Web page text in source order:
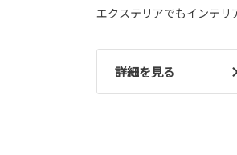
エクステリアでもインテリ
詳細を見る